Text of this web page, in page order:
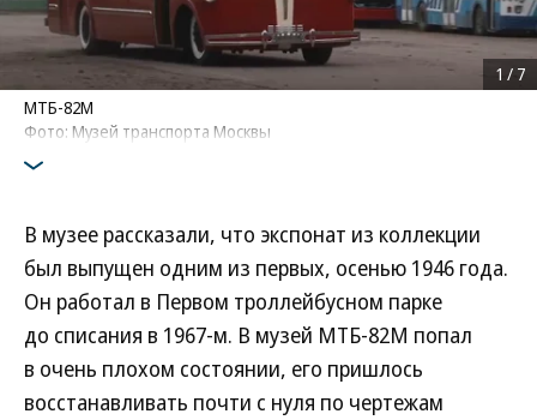
МТБ-82М
Фото: Музей транспорта Москвы
1 / 7
В музее рассказали, что экспонат из коллекции
был выпущен одним из первых, осенью 1946 года.
Он работал в Первом троллейбусном парке
до списания в 1967-м. В музей МТБ-82М попал
в очень плохом состоянии, его пришлось
восстанавливать почти с нуля по чертежам